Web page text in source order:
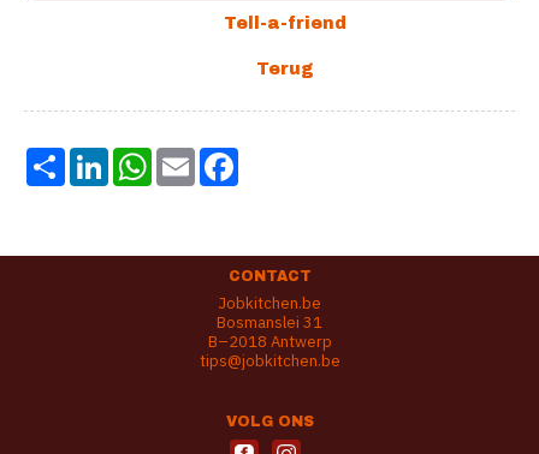
Share LinkedInWhatsApp
Email
CONTACT
Jobkitchen.be
Bosmanslei 31
B–2018 Antwerp
tips@jobkitchen.be
VOLG ONS